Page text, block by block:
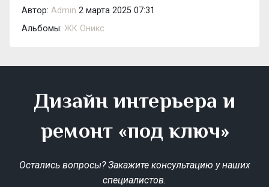
Автор: Admin 2 марта 2025 07:31
Альбомы: ЖК Оникс
Дизайн интерьера и
ремонт «под ключ»
Остались вопросы? Закажите консультацию у наших
специалистов.